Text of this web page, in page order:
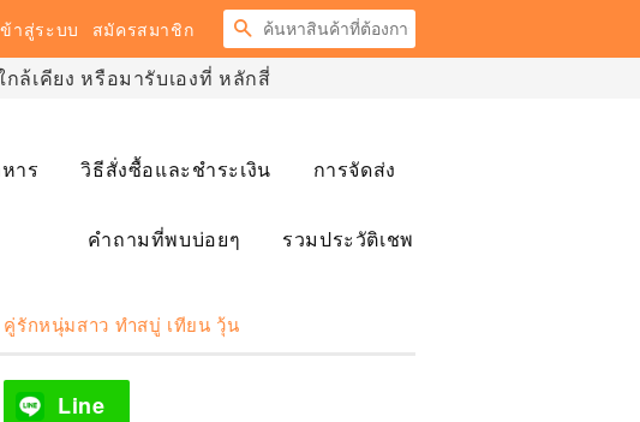
ข้าสู่ระบบ สมัครสมาชิก
ค้นหา
ล้เคียง หรือมารับเองที่ หลักสี่
าร วิธีสั่งซื้อและชำระเงิน การจัดส่ง
คำถามที่พบบ่อยๆ รวมประวัติเชพ
รักหนุ่มสาว ทำสบู่ เทียน วุ้น
Line